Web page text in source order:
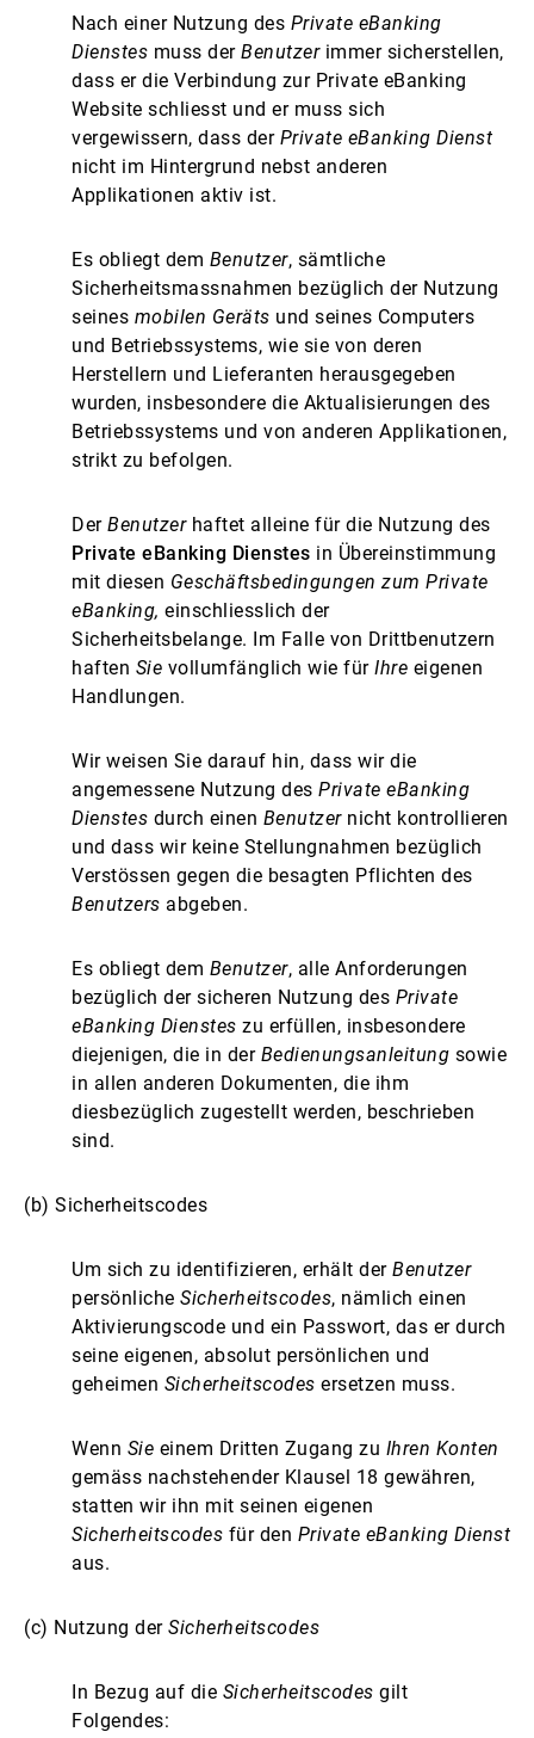
Nach einer Nutzung des Private eBanking
Dienstes muss der Benutzer immer sicherstellen,
dass er die Verbindung zur Private eBanking
Website schliesst und er muss sich
vergewissern, dass der Private eBanking Dienst
nicht im Hintergrund nebst anderen
Applikationen aktiv ist.
Es obliegt dem Benutzer, sämtliche
Sicherheitsmassnahmen bezüglich der Nutzung
seines mobilen Geräts und seines Computers
und Betriebssystems, wie sie von deren
Herstellern und Lieferanten herausgegeben
wurden, insbesondere die Aktualisierungen des
Betriebssystems und von anderen Applikationen,
strikt zu befolgen.
Der Benutzer haftet alleine für die Nutzung des
Private eBanking Dienstes in Übereinstimmung
mit diesen Geschäftsbedingungen zum Private
eBanking, einschliesslich der
Sicherheitsbelange. Im Falle von Drittbenutzern
haften Sie vollumfänglich wie für Ihre eigenen
Handlungen.
Wir weisen Sie darauf hin, dass wir die
angemessene Nutzung des Private eBanking
Dienstes durch einen Benutzer nicht kontrollieren
und dass wir keine Stellungnahmen bezüglich
Verstössen gegen die besagten Pflichten des
Benutzers abgeben.
Es obliegt dem Benutzer, alle Anforderungen
bezüglich der sicheren Nutzung des Private
eBanking Dienstes zu erfüllen, insbesondere
diejenigen, die in der Bedienungsanleitung sowie
in allen anderen Dokumenten, die ihm
diesbezüglich zugestellt werden, beschrieben
sind.
(b) Sicherheitscodes
Um sich zu identifizieren, erhält der Benutzer
persönliche Sicherheitscodes, nämlich einen
Aktivierungscode und ein Passwort, das er durch
seine eigenen, absolut persönlichen und
geheimen Sicherheitscodes ersetzen muss.
Wenn Sie einem Dritten Zugang zu Ihren Konten
gemäss nachstehender Klausel 18 gewähren,
statten wir ihn mit seinen eigenen
Sicherheitscodes für den Private eBanking Dienst
aus.
(c) Nutzung der Sicherheitscodes
In Bezug auf die Sicherheitscodes gilt
Folgendes: